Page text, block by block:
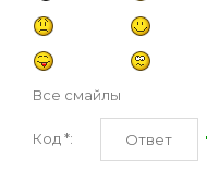
Все смайлы
Код *: